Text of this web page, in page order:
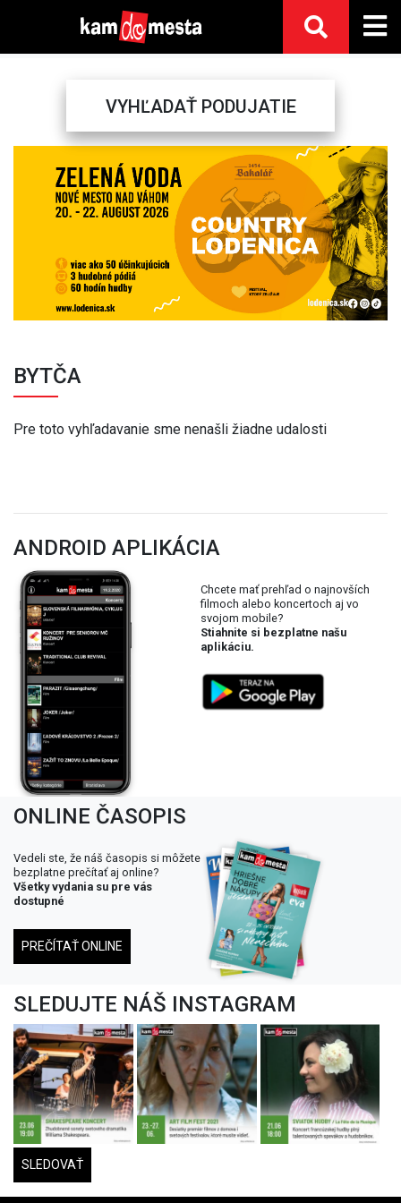
VYHĽADAŤ PODUJATIE
Next
BYTČA
Pre toto vyhľadavanie sme nenašli žiadne udalosti
ANDROID APLIKÁCIA
Chcete mať prehľad o najnovších
filmoch alebo koncertoch aj vo
svojom mobile?
Stiahnite si bezplatne našu
aplikáciu.
ONLINE ČASOPIS
Vedeli ste, že náš časopis si môžete
bezplatne prečítať aj online?
Všetky vydania su pre vás
dostupné
PREČÍTAŤ ONLINE
SLEDUJTE NÁŠ INSTAGRAM
SLEDOVAŤ